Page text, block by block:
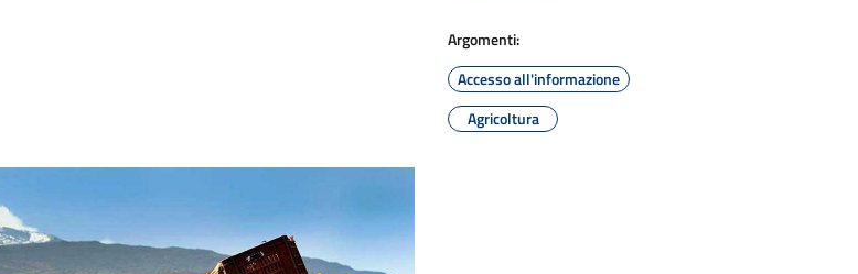
Argomenti:
Accesso all'informazione
Agricoltura